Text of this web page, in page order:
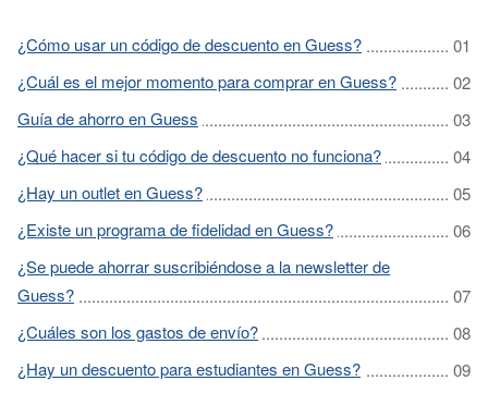
¿Cómo usar un código de descuento en Guess?
¿Cuál es el mejor momento para comprar en Guess?
Guía de ahorro en Guess
¿Qué hacer si tu código de descuento no funciona?
¿Hay un outlet en Guess?
¿Existe un programa de fidelidad en Guess?
¿Se puede ahorrar suscribiéndose a la newsletter de
Guess?
¿Cuáles son los gastos de envío?
¿Hay un descuento para estudiantes en Guess?